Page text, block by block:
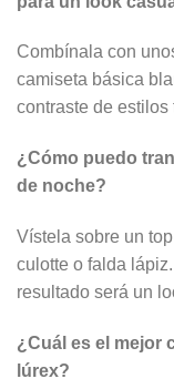
Combínala con
camiseta básica
contraste de
¿Cómo puedo
de noche?
Vístela sobre un
culotte o falda
resultado será un
¿Cuál es el mejor
lúrex?